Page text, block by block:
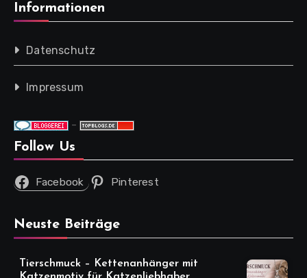
Informationen
Datenschutz
Impressum
-
Follow Us
Facebook Pinterest
Neuste Beiträge
Tierschmuck – Kettenanhänger mit